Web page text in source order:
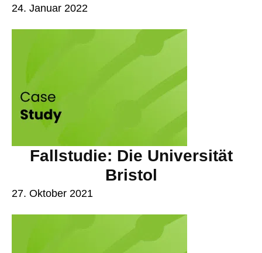
24. Januar 2022
Fallstudie: Die Universität
Bristol
27. Oktober 2021